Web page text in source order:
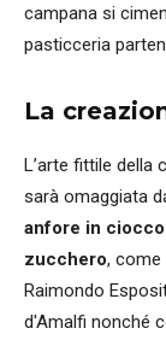
campana si
pasticceria
La
L’arte fittile della
sarà omaggiata
anfore in
zucchero, come
Raimondo
d'Amalfi nonché